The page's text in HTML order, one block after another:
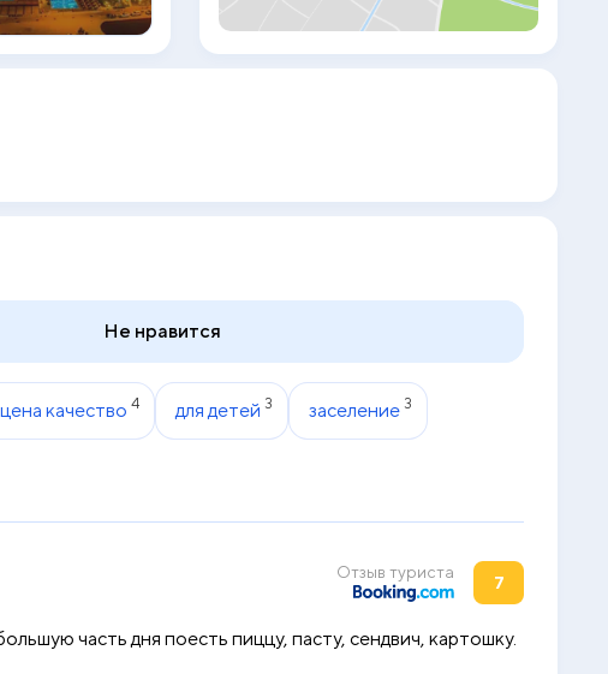
номерах имеется платяной шкаф. Гостям
предлагается завтрак «шведский стол»,
континентальный завтрак или азиатский
велосипедов и аренда автомобилей.
Автовокзал Алании. Аэропорт Газипаша-
Не нравится
цена качество 4 для детей 3 заселение 3
Отзыв туриста
7
часть дня поесть пиццу, пасту, сендвич, картошку.